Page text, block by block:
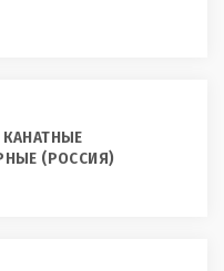
(РОССИЯ)